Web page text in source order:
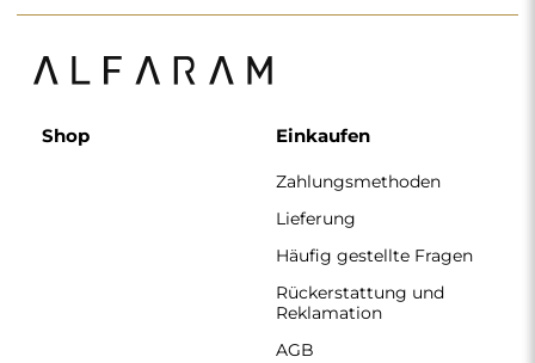
Shop Einkaufen
Zahlungsmethoden
Lieferung
Häufig gestellte Fragen
Rückerstattung und
Reklamation
AGB